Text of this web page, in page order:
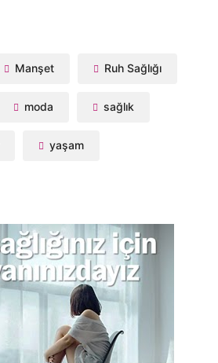
Manşet Ruh Sağlığı
moda sağlık
yaşam